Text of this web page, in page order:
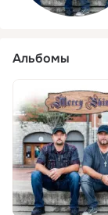
Альбомы